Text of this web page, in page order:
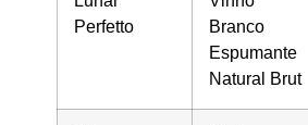
Perfetto
Branco
Espumante
Natural Brut